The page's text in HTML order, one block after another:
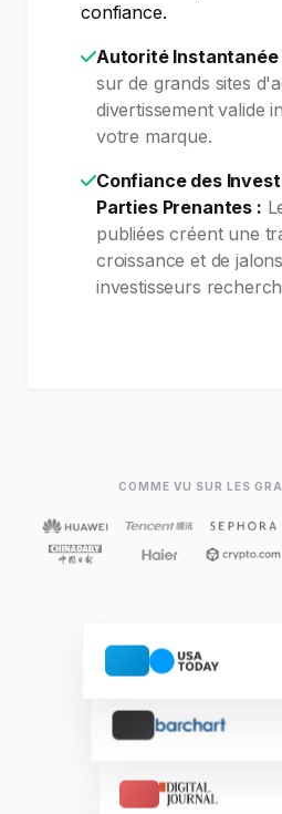
confiance.
Autorité Instantanée
sur de grands sites
divertissement valide
votre marque.
Confiance des
Parties Prenantes :
publiées créent une
croissance et de
investisseurs
COMME VU SUR LES